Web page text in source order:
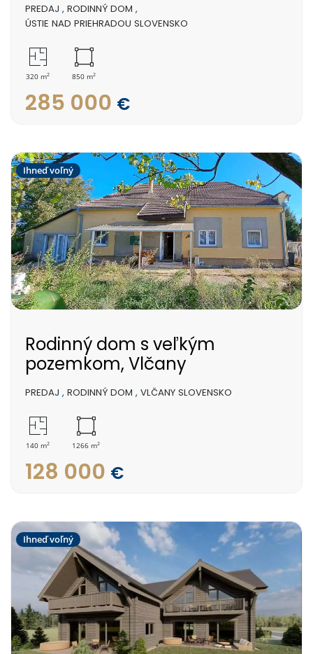
PREDAJ , RODINNÝ DOM ,
ÚSTIE NAD PRIEHRADOU SLOVENSKO
320 m2 850 m2
285 000 €
Ihneď voľný
Rodinný dom s veľkým
pozemkom, Vlčany
PREDAJ , RODINNÝ DOM , VLČANY SLOVENSKO
140 m2 1266 m2
128 000 €
Ihneď voľný